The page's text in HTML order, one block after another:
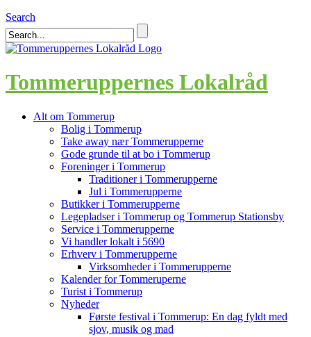
Search
Tommeruppernes Lokalråd
Alt om Tommerup
Bolig i Tommerup
Take away nær Tommerupperne
Gode grunde til at bo i Tommerup
Foreninger i Tommerup
Traditioner i Tommerupperne
Jul i Tommerupperne
Butikker i Tommerupperne
Legepladser i Tommerup og Tommerup Stationsby
Service i Tommerupperne
Vi handler lokalt i 5690
Erhverv i Tommerupperne
Virksomheder i Tommerupperne
Kalender for Tommeruperne
Turist i Tommerup
Nyheder
Første festival i Tommerup: En dag fyldt med
sjov, musik og mad